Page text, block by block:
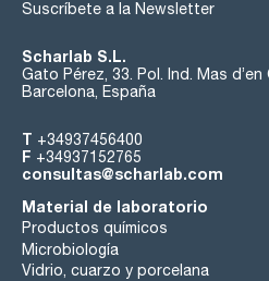
Suscríbete a la Newsletter
Scharlab S.L.
Gato Pérez, 33. Pol. Ind. Mas
Barcelona, España
T +34937456400
F +34937152765
consultas@scharlab.com
Material de laboratorio
Productos químicos
Microbiología
Vidrio, cuarzo y porcelana